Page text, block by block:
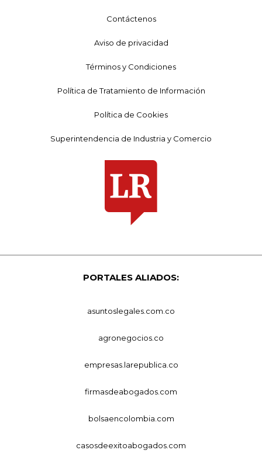
Contáctenos
Aviso de privacidad
Términos y Condiciones
Política de Tratamiento de Información
Política de Cookies
Superintendencia de Industria y Comercio
PORTALES ALIADOS:
asuntoslegales.com.co
agronegocios.co
empresas.larepublica.co
firmasdeabogados.com
bolsaencolombia.com
casosdeexitoabogados.com